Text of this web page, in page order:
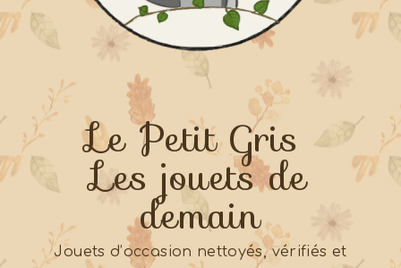
Le Petit Gris
Les jouets de
demain
Jouets d’occasion nettoyés, vérifiés et